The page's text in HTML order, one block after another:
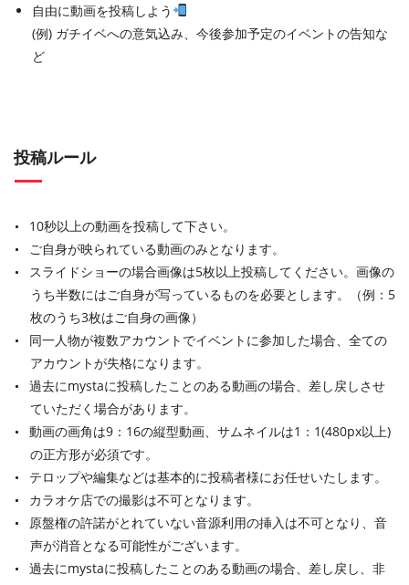
自由に動画を投稿しよう
(例) ガチイベへの意気込み、今後参加予定のイベントの告知な
ど
投稿ルール
10秒以上の動画を投稿して下さい。
ご自身が映られている動画のみとなります。
スライドショーの場合画像は5枚以上投稿してください。画像の
うち半数にはご自身が写っているものを必要とします。（例：5
枚のうち3枚はご自身の画像）
同一人物が複数アカウントでイベントに参加した場合、全ての
アカウントが失格になります。
過去にmystaに投稿したことのある動画の場合、差し戻しさせ
ていただく場合があります。
動画の画角は9：16の縦型動画、サムネイルは1：1(480px以上)
の正方形が必須です。
テロップや編集などは基本的に投稿者様にお任せいたします。
カラオケ店での撮影は不可となります。
原盤権の許諾がとれていない音源利用の挿入は不可となり、音
声が消音となる可能性がございます。
過去にmystaに投稿したことのある動画の場合、差し戻し、非